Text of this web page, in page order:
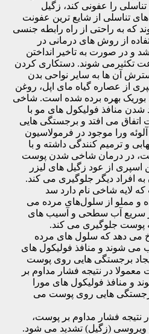
را عفونی کند، زگیل
تناسلی از شایع ترین عفونت
که به راحتی از راه رابطه جنسی
از روش های درمانی در
و در صورت به تاخیر انداختن
تکثیرمی شوند. دستکاری کردن
آن ها به سایر نواحی بدن
از عصاره گیاه مای اپل، روغن
بوریک بهره برده شده است. شاخی
منافذ فولیکول های مو با
می افتد و برجستگی هایی
ورا موجود در فرمولاسیون
و ترمیم کنندگی داشته و با
در درمان شاخی شدن پوست
اسپری از عود زگیل های لیزر
افراد دیگر جلوگیری می کند.
لایه شاخی نام دارد سد
و مملو از سلول‌های مرده می
سریع آب سطحی و آسیب های
پوست جلوگیری می کند.
دهد که سلول های مرده
می شوند و منافذ فولیکول های
برجستگی هایی روی پوست
در نتیجه فشار مداوم بر
و منافذ فولیکول های مورا
هایی روی پوست می
فشار مداوم بر پوست،
ویروسی (زگیل) تشدید می شود.